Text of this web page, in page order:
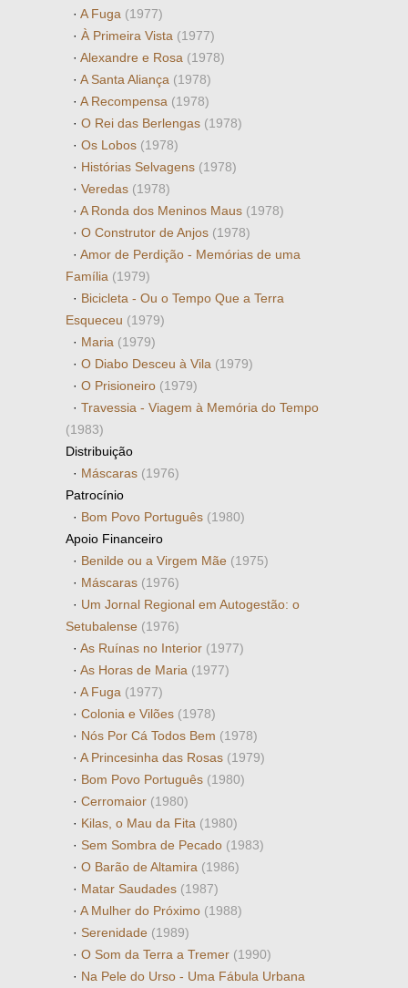
· A Fuga (1977)
· À Primeira Vista (1977)
· Alexandre e Rosa (1978)
· A Santa Aliança (1978)
· A Recompensa (1978)
· O Rei das Berlengas (1978)
· Os Lobos (1978)
· Histórias Selvagens (1978)
· Veredas (1978)
· A Ronda dos Meninos Maus (1978)
· O Construtor de Anjos (1978)
· Amor de Perdição - Memórias de uma
Família (1979)
· Bicicleta - Ou o Tempo Que a Terra
Esqueceu (1979)
· Maria (1979)
· O Diabo Desceu à Vila (1979)
· O Prisioneiro (1979)
· Travessia - Viagem à Memória do Tempo
(1983)
Distribuição
· Máscaras (1976)
Patrocínio
· Bom Povo Português (1980)
Apoio Financeiro
· Benilde ou a Virgem Mãe (1975)
· Máscaras (1976)
· Um Jornal Regional em Autogestão: o
Setubalense (1976)
· As Ruínas no Interior (1977)
· As Horas de Maria (1977)
· A Fuga (1977)
· Colonia e Vilões (1978)
· Nós Por Cá Todos Bem (1978)
· A Princesinha das Rosas (1979)
· Bom Povo Português (1980)
· Cerromaior (1980)
· Kilas, o Mau da Fita (1980)
· Sem Sombra de Pecado (1983)
· O Barão de Altamira (1986)
· Matar Saudades (1987)
· A Mulher do Próximo (1988)
· Serenidade (1989)
· O Som da Terra a Tremer (1990)
· Na Pele do Urso - Uma Fábula Urbana